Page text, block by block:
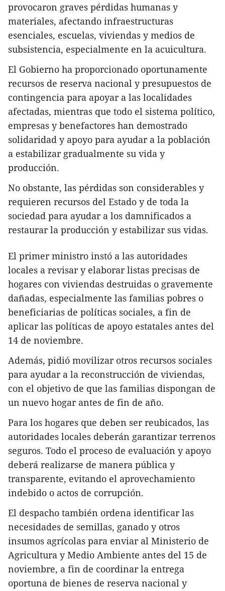
provocaron graves pérdidas humanas y
materiales, afectando infraestructuras
esenciales, escuelas, viviendas y medios de
subsistencia, especialmente en la acuicultura.
El Gobierno ha proporcionado oportunamente
recursos de reserva nacional y presupuestos de
contingencia para apoyar a las localidades
afectadas, mientras que todo el sistema político,
empresas y benefactores han demostrado
solidaridad y apoyo para ayudar a la población
a estabilizar gradualmente su vida y
producción.
No obstante, las pérdidas son considerables y
requieren recursos del Estado y de toda la
sociedad para ayudar a los damnificados a
restaurar la producción y estabilizar sus vidas.
El primer ministro instó a las autoridades
locales a revisar y elaborar listas precisas de
hogares con viviendas destruidas o gravemente
dañadas, especialmente las familias pobres o
beneficiarias de políticas sociales, a fin de
aplicar las políticas de apoyo estatales antes del
14 de noviembre.
Además, pidió movilizar otros recursos sociales
para ayudar a la reconstrucción de viviendas,
con el objetivo de que las familias dispongan de
un nuevo hogar antes de fin de año.
Para los hogares que deben ser reubicados, las
autoridades locales deberán garantizar terrenos
seguros. Todo el proceso de evaluación y apoyo
deberá realizarse de manera pública y
transparente, evitando el aprovechamiento
indebido o actos de corrupción.
El despacho también ordena identificar las
necesidades de semillas, ganado y otros
insumos agrícolas para enviar al Ministerio de
Agricultura y Medio Ambiente antes del 15 de
noviembre, a fin de coordinar la entrega
oportuna de bienes de reserva nacional y